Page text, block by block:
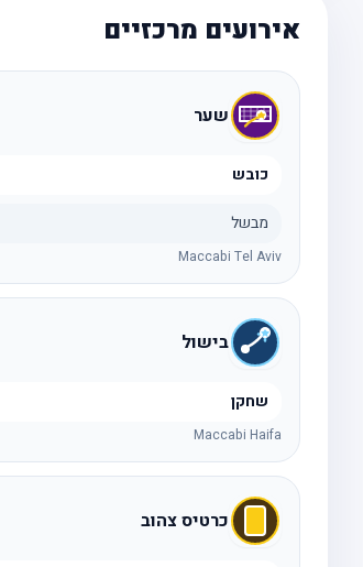
אירועים מרכזיים
שער
כובש
מבשל
Maccabi Tel Aviv
בישול
שחקן
Maccabi Haifa
כרטיס צהוב